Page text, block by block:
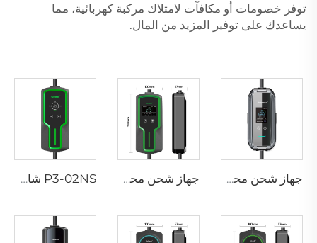
توفر خصومات أو مكافآت لامتلاك مركبة كهربائية، مما
يساعدك على توفير المزيد من المال.
جهاز شحن محمول P3-01 لمركبات EV جهاز شحن محمول P3-02 لمركبات EV P3-02NS شاحن محمول لسيارات EV